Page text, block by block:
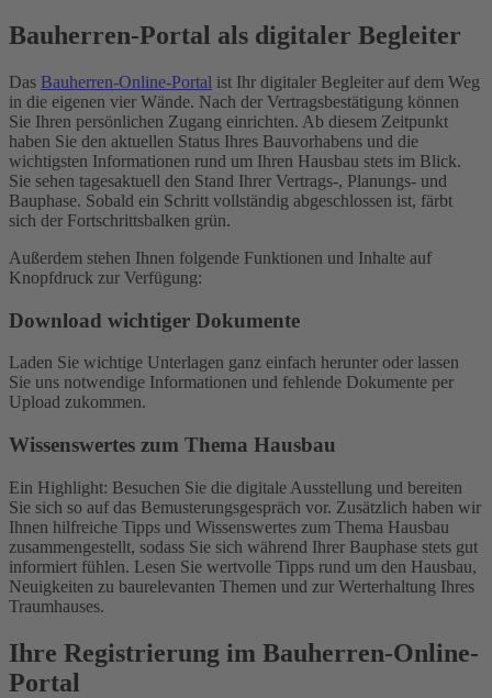
Bauherren-Portal als digitaler Begleiter
Das Bauherren-Online-Portal ist Ihr digitaler Begleiter auf dem Weg
in die eigenen vier Wände. Nach der Vertragsbestätigung können
Sie Ihren persönlichen Zugang einrichten. Ab diesem Zeitpunkt
haben Sie den aktuellen Status Ihres Bauvorhabens und die
wichtigsten Informationen rund um Ihren Hausbau stets im Blick.
Sie sehen tagesaktuell den Stand Ihrer Vertrags-, Planungs- und
Bauphase. Sobald ein Schritt vollständig abgeschlossen ist, färbt
sich der Fortschrittsbalken grün.
Außerdem stehen Ihnen folgende Funktionen und Inhalte auf
Knopfdruck zur Verfügung:
Download wichtiger Dokumente
Laden Sie wichtige Unterlagen ganz einfach herunter oder lassen
Sie uns notwendige Informationen und fehlende Dokumente per
Upload zukommen.
Wissenswertes zum Thema Hausbau
Ein Highlight: Besuchen Sie die digitale Ausstellung und bereiten
Sie sich so auf das Bemusterungsgespräch vor. Zusätzlich haben wir
Ihnen hilfreiche Tipps und Wissenswertes zum Thema Hausbau
zusammengestellt, sodass Sie sich während Ihrer Bauphase stets gut
informiert fühlen. Lesen Sie wertvolle Tipps rund um den Hausbau,
Neuigkeiten zu baurelevanten Themen und zur Werterhaltung Ihres
Traumhauses.
Ihre Registrierung im Bauherren-Online-
Portal